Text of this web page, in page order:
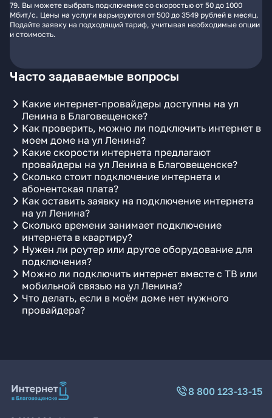
79. Вы можете выбрать подключение со скоростью от 50 до 1000
Мбит/с. Цены на услуги варьируются от 500 до 3549 рублей в месяц.
Подайте заявку на подходящий тариф, учитывая необходимые опции
и стоимость.
Часто задаваемые вопросы
Какие интернет-провайдеры доступны на ул
Ленина в Благовещенске?
Как проверить, можно ли подключить интернет в
моем доме на ул Ленина?
Какие скорости интернета предлагают
провайдеры на ул Ленина в Благовещенске?
Сколько стоит подключение интернета и
абонентская плата?
Как оставить заявку на подключение интернета
на ул Ленина?
Сколько времени занимает подключение
интернета в квартиру?
Нужен ли роутер или другое оборудование для
подключения?
Можно ли подключить интернет вместе с ТВ или
мобильной связью на ул Ленина?
Что делать, если в моём доме нет нужного
провайдера?
8 800 123-13-15